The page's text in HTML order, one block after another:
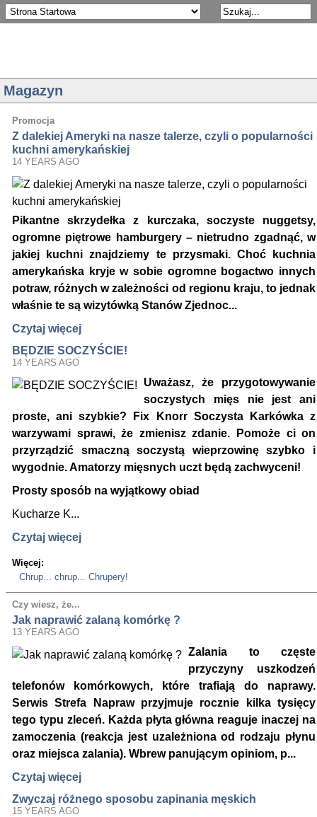
Magazyn
Promocja
Z dalekiej Ameryki na nasze talerze, czyli o popularności
kuchni amerykańskiej
14 YEARS AGO
Pikantne skrzydełka z kurczaka, soczyste nuggetsy,
ogromne piętrowe hamburgery – nietrudno zgadnąć, w
jakiej kuchni znajdziemy te przysmaki. Choć
kuchnia
amerykańska kryje w sobie ogromne bogactwo innych
potraw, różnych w zależności od regionu kraju, to jednak
właśnie te są wizytówką Stanów Zjednoc...
Czytaj więcej
BĘDZIE SOCZYŚCIE!
14 YEARS AGO
Uważasz, że przygotowywanie
soczystych mięs nie jest ani
proste, ani szybkie? Fix Knorr Soczysta Karkówka z
warzywami sprawi, że zmienisz zdanie. Pomoże ci on
przyrządzić smaczną soczystą wieprzowinę szybko i
wygodnie. Amatorzy mięsnych uczt będą zachwyceni!
Prosty sposób na wyjątkowy obiad
Kucharze K...
Czytaj więcej
Więcej:
Chrup... chrup... Chrupery!
Czy wiesz, że...
Jak naprawić zalaną komórkę ?
13 YEARS AGO
Zalania to częste
przyczyny uszkodzeń
telefonów komórkowych, które trafiają do naprawy.
Serwis Strefa Napraw przyjmuje rocznie kilka tysięcy
tego typu zleceń. Każda płyta główna reaguje inaczej na
zamoczenia (reakcja jest uzależniona od rodzaju płynu
oraz miejsca zalania). Wbrew panującym opiniom, p...
Czytaj więcej
Zwyczaj różnego sposobu zapinania męskich
15 YEARS AGO